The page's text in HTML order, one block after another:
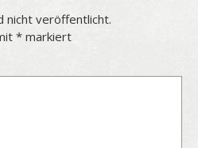
nicht veröffentlicht.
* markiert